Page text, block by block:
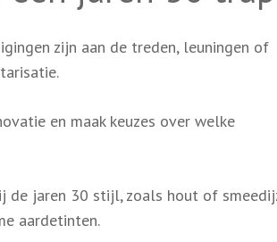
zijn aan de treden, leuningen of
en maak keuzes over welke
de jaren 30 stijl, zoals hout of
aardetinten.